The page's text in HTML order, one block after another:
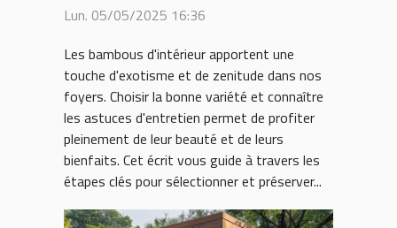
d'intérieur
Lun. 05/05/2025 16:36
Les bambous d'intérieur apportent une
touche d'exotisme et de zenitude dans nos
foyers. Choisir la bonne variété et connaître
les astuces d'entretien permet de profiter
pleinement de leur beauté et de leurs
bienfaits. Cet écrit vous guide à travers les
étapes clés pour sélectionner et préserver...